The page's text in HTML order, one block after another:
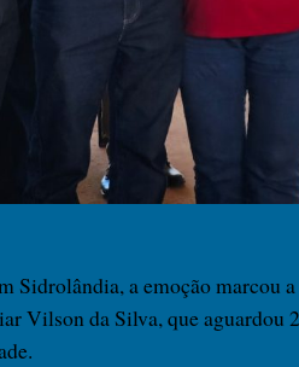
Sidrolândia, a emoção marcou
Vilson da Silva, que aguardou